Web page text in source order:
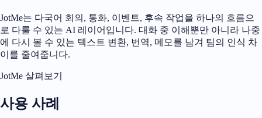
JotMe는 다국어 회의, 통화, 이벤트, 후속 작업을 하나의 흐름으
로 다룰 수 있는 AI 레이어입니다. 대화 중 이해뿐만 아니라 나중
에 다시 볼 수 있는 텍스트 변환, 번역, 메모를 남겨 팀의 인식 차
이를 줄여줍니다.
JotMe 살펴보기
사용 사례